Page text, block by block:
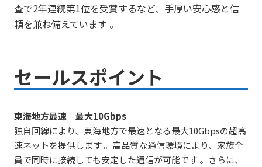
査で2年連続第1位を受賞するなど、手厚い安心感と信
頼を兼ね備えています 。
セールスポイント
東海地方最速 最大10Gbps
独自回線により、東海地方で最速となる最大10Gbpsの超高
速ネットを提供します 。高品質な通信環境により、家族全
員で同時に接続しても安定した通信が可能です 。さらに、